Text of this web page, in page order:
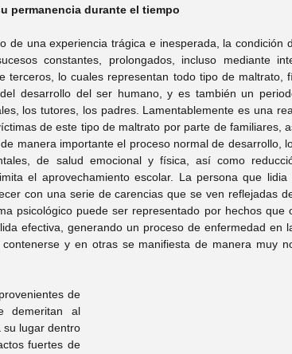
permanencia durante el tiempo
de una experiencia trágica e inesperada, la condición
constantes, prolongados, incluso mediante
terceros, lo cuales representan todo tipo de maltrato,
desarrollo del ser humano, y es también un
los tutores, los padres. Lamentablemente es una
de este tipo de maltrato por parte de familiares,
manera importante el proceso normal de desarrollo,
de salud emocional y física, así como
el aprovechamiento escolar. La persona que
con una serie de carencias que se ven reflejadas
psicológico puede ser representado por hechos que
efectiva, generando un proceso de enfermedad en
y en otras se manifiesta de manera muy
de
demeritan al
su lugar dentro
fuertes de